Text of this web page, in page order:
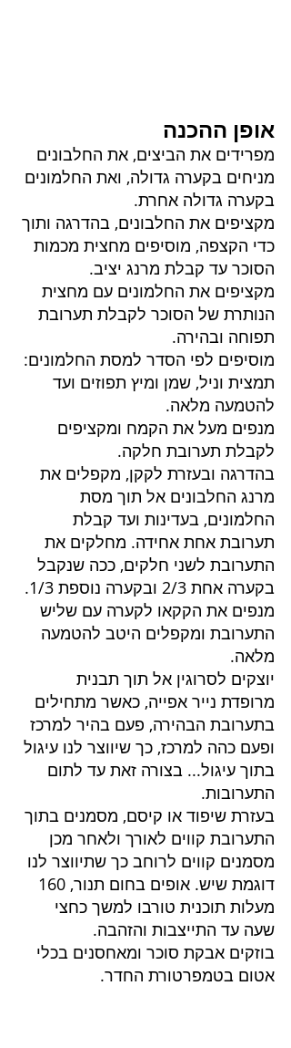
אופן ההכנה
מפרידים את הביצים, את החלבונים
מניחים בקערה גדולה, ואת החלמונים
בקערה גדולה אחרת.
מקציפים את החלבונים, בהדרגה ותוך
כדי הקצפה, מוסיפים מחצית מכמות
הסוכר עד קבלת מרנג יציב.
מקציפים את החלמונים עם מחצית
הנותרת של הסוכר לקבלת תערובת
תפוחה ובהירה.
מוסיפים לפי הסדר למסת החלמונים:
תמצית וניל, שמן ומיץ תפוזים ועד
להטמעה מלאה.
מנפים מעל את הקמח ומקציפים
לקבלת תערובת חלקה.
בהדרגה ובעזרת לקקן, מקפלים את
מרנג החלבונים אל תוך מסת
החלמונים, בעדינות ועד קבלת
תערובת אחת אחידה. מחלקים את
התערובת לשני חלקים, ככה שנקבל
בקערה אחת 2/3 ובקערה נוספת 1/3.
מנפים את הקקאו לקערה עם שליש
התערובת ומקפלים היטב להטמעה
מלאה.
יוצקים לסרוגין אל תוך תבנית
מרופדת נייר אפייה, כאשר מתחילים
בתערובת הבהירה, פעם בהיר למרכז
ופעם כהה למרכז, כך שיווצר לנו עיגול
בתוך עיגול... בצורה זאת עד לתום
התערובות.
בעזרת שיפוד או קיסם, מסמנים בתוך
התערובת קווים לאורך ולאחר מכן
מסמנים קווים לרוחב כך שתיווצר לנו
מעלות תוכנית טורבו למשך כחצי
שעה עד התייצבות והזהבה.
בוזקים אבקת סוכר ומאחסנים בכלי
אטום בטמפרטורת החדר.